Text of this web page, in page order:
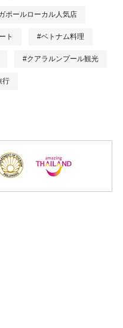
ポールローカル人気店
ト #ベトナム料理
#クアラルンプール観光
行